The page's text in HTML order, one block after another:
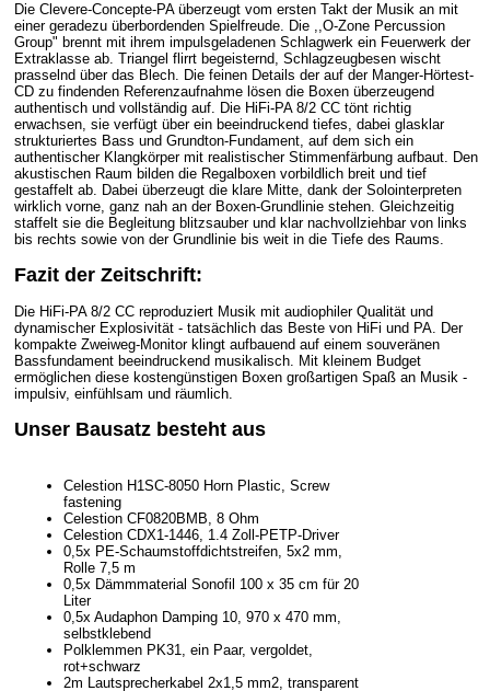
Die Clevere-Concepte-PA überzeugt vom ersten Takt der Musik an mit
einer geradezu überbordenden Spielfreude. Die ,,O-Zone Percussion
Group" brennt mit ihrem impulsgeladenen Schlagwerk ein Feuerwerk der
Extraklasse ab. Triangel flirrt begeisternd, Schlagzeugbesen wischt
prasselnd über das Blech. Die feinen Details der auf der Manger-Hörtest-
CD zu findenden Referenzaufnahme lösen die Boxen überzeugend
authentisch und vollständig auf. Die HiFi-PA 8/2 CC tönt richtig
erwachsen, sie verfügt über ein beeindruckend tiefes, dabei glasklar
strukturiertes Bass und Grundton-Fundament, auf dem sich ein
authentischer Klangkörper mit realistischer Stimmenfärbung aufbaut. Den
akustischen Raum bilden die Regalboxen vorbildlich breit und tief
gestaffelt ab. Dabei überzeugt die klare Mitte, dank der Solointerpreten
wirklich vorne, ganz nah an der Boxen-Grundlinie stehen. Gleichzeitig
staffelt sie die Begleitung blitzsauber und klar nachvollziehbar von links
bis rechts sowie von der Grundlinie bis weit in die Tiefe des Raums.
Fazit der Zeitschrift:
Die HiFi-PA 8/2 CC reproduziert Musik mit audiophiler Qualität und
dynamischer Explosivität - tatsächlich das Beste von HiFi und PA. Der
kompakte Zweiweg-Monitor klingt aufbauend auf einem souveränen
Bassfundament beeindruckend musikalisch. Mit kleinem Budget
ermöglichen diese kostengünstigen Boxen großartigen Spaß an Musik -
impulsiv, einfühlsam und räumlich.
Unser Bausatz besteht aus
Celestion H1SC-8050 Horn Plastic, Screw
fastening
Celestion CF0820BMB, 8 Ohm
Celestion CDX1-1446, 1.4 Zoll-PETP-Driver
0,5x PE-Schaumstoffdichtstreifen, 5x2 mm,
Rolle 7,5 m
0,5x Dämmmaterial Sonofil 100 x 35 cm für 20
Liter
0,5x Audaphon Damping 10, 970 x 470 mm,
selbstklebend
Polklemmen PK31, ein Paar, vergoldet,
rot+schwarz
2m Lautsprecherkabel 2x1,5 mm2, transparent